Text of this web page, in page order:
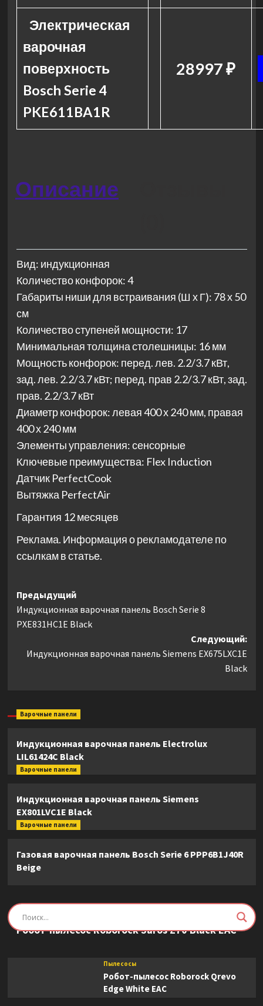
Электрическая
варочная
поверхность
Bosch Serie 4
PKE611BA1R
28997 ₽
Описание
Вид: индукционная
Количество конфорок: 4
Габариты ниши для встраивания (Ш х Г): 78 х 50
см
Количество ступеней мощности: 17
Минимальная толщина столешницы: 16 мм
Мощность конфорок: перед. лев. 2.2/3.7 кВт,
зад. лев. 2.2/3.7 кВт; перед. прав 2.2/3.7 кВт, зад.
прав. 2.2/3.7 кВт
Диаметр конфорок: левая 400 х 240 мм, правая
400 х 240 мм
Элементы управления: сенсорные
Ключевые преимущества: Flex Induction
Датчик PerfectCook
Вытяжка PerfectAir
Гарантия 12 месяцев
Реклама. Информация о рекламодателе по
ссылкам в статье.
Навигация
записи
Предыдущий
Индукционная варочная панель Bosch Serie 8
PXE831HC1E Black
Следующий:
Индукционная варочная панель Siemens EX675LXC1E
Black
Варочные панели
Индукционная варочная панель Electrolux
LIL61424C Black
Варочные панели
Индукционная варочная панель Siemens
EX801LVC1E Black
Варочные панели
Газовая варочная панель Bosch Serie 6 PPP6B1J40R
Beige
Пылесосы
Робот-пылесос Roborock Saros Z70 Black EAC
Пылесосы
Робот-пылесос Roborock Qrevo
Edge White EAC